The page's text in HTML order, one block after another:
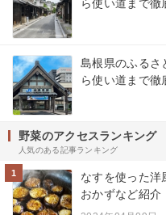
ら使い道まで徹
島根県のふるさ
ら使い道まで徹
野菜のアクセスランキング
人気のある記事ランキング
1
なすを使った洋
おかずなど紹介